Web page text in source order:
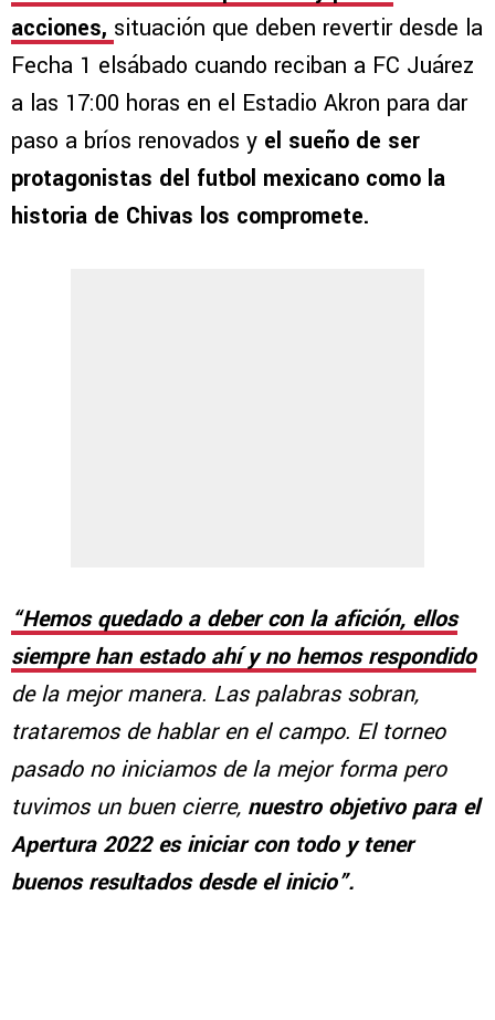
acciones, situación que deben revertir desde la
Fecha 1 elsábado cuando reciban a FC Juárez
a las 17:00 horas en el Estadio Akron para dar
paso a bríos renovados y el sueño de ser
protagonistas del futbol mexicano como la
historia de Chivas los compromete.
“Hemos quedado a deber con la afición, ellos
siempre han estado ahí y no hemos respondido
de la mejor manera. Las palabras sobran,
trataremos de hablar en el campo. El torneo
pasado no iniciamos de la mejor forma pero
tuvimos un buen cierre, nuestro objetivo para el
Apertura 2022 es iniciar con todo y tener
buenos resultados desde el inicio”.